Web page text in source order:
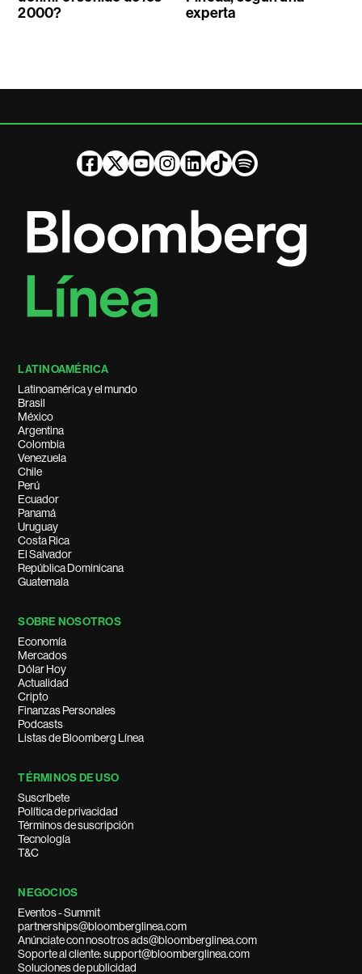
2000?
experta
LATINOAMÉRICA
Latinoamérica y el mundo
Brasil
México
Argentina
Colombia
Venezuela
Chile
Perú
Ecuador
Panamá
Uruguay
Costa Rica
El Salvador
República Dominicana
Guatemala
SOBRE NOSOTROS
Economía
Mercados
Dólar Hoy
Actualidad
Cripto
Finanzas Personales
Podcasts
Listas de Bloomberg Línea
TÉRMINOS DE USO
Suscríbete
Política de privacidad
Términos de suscripción
Tecnología
T&C
NEGOCIOS
Eventos - Summit
partnerships@bloomberglinea.com
Anúnciate con nosotros ads@bloomberglinea.com
Soporte al cliente: support@bloomberglinea.com
Soluciones de publicidad